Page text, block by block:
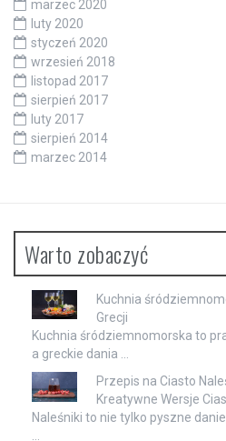
marzec 2020
luty 2020
styczeń 2020
wrzesień 2018
listopad 2017
sierpień 2017
luty 2017
sierpień 2014
marzec 2014
Warto zobaczyć
Kuchnia
Grecji
Kuchnia śródziemnomorska to
a greckie dania …
Przepis na Ciasto
Kreatywne Wersje
Naleśniki to nie tylko pyszne